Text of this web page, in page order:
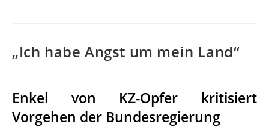
„Ich habe Angst um mein Land“
Enkel von KZ-Opfer kritisiert
Vorgehen der Bundesregierung